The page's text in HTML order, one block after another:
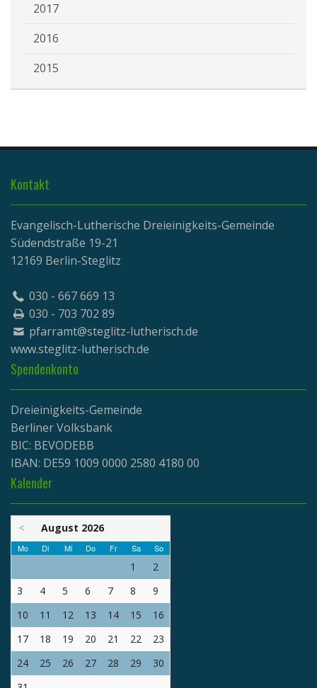
2017
2016
2015
Kontakt
Evangelisch-Lutherische Dreieinigkeits-Gemeinde
Südendstraße 19-21
12169 Berlin-Steglitz
030 - 667 669 13
030 - 703 702 89
pfarramt@steglitz-lutherisch.de
www.steglitz-lutherisch.de
Spendenkonto
Dreieinigkeits-Gemeinde
Berliner Volksbank
BIC: BEVODEBB
IBAN: DE59 1009 0000 2580 4180 00
Kalender
< August 2026
Mo Di Mi Do Fr Sa So
1
2
3
4 5 6 7 8
9
10
11 12 13 14 15
16
17
18 19 20 21 22
23
24
25 26 27 28 29
30